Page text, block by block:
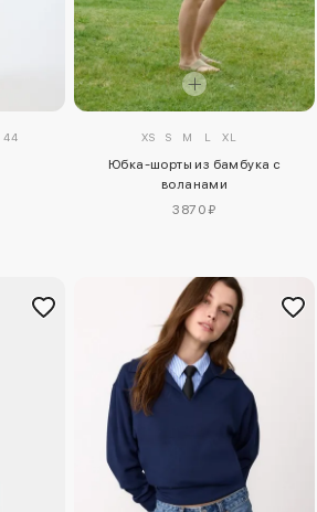
44 XS S M L XL
Юбка-шорты из бамбука с
воланами
3870 ₽